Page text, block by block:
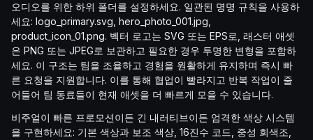
오디오를 위한 하위 폴더를 설정하세요. 일관된 명명 규칙을 사용하
세요: logo_primary.svg, hero_photo_001.jpg,
product_icon_01.png. 벡터 로고는 SVG 또는 EPS로, 래스터 애셋
은 PNG 또는 JPEG로 보관하고 필요한 경우 투명한 변형을 포함하
세요. 이 구조는 팀을 조율하고 경험을 원활하게 유지하며 즉시 빠
른 요청을 지원합니다. 이를 통해 협업이 빨라지고 반복 작업이 줄
어들어 팀 동료들이 현재 애셋을 더 빠르게 모을 수 있습니다.
비주얼이 빠른 프로모션이든 긴 내러티브이든 엄격한 색상 시스템
을 구현하세요: 기본 색상과 보조 색상, 16진수 코드, 중성 회색조,